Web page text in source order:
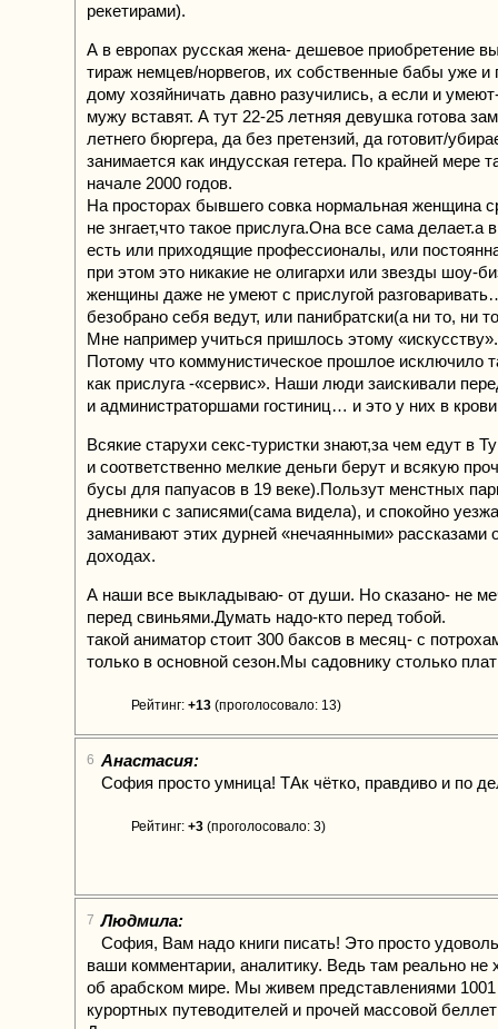
рекетирами).
А в европах русская жена- дешевое приобретение
тираж немцев/норвегов, их собственные бабы уже и
дому хозяйничать давно разучились, а если и
мужу вставят. А тут 22-25 летняя девушка готова
летнего бюргера, да без претензий, да готовит/
занимается как индусская гетера. По крайней мере
начале 2000 годов.
На просторах бывшего совка нормальная женщина
не знгает,что такое прислуга.Она все сама делает.а
есть или приходящие профессионалы, или
при этом это никакие не олигархи или звезды шоу-
женщины даже не умеют с прислугой
безобрано себя ведут, или панибратски(а ни то, ни
Мне например учиться пришлось этому «искусству».
Потому что коммунистическое прошлое исключило
как прислуга -«сервис». Наши люди заискивали
и администраторшами гостиниц… и это у них в
Всякие старухи секс-туристки знают,за чем едут в
и соответственно мелкие деньги берут и всякую
бусы для папуасов в 19 веке).Пользут менстных
дневники с записями(сама видела), и спокойно
заманивают этих дурней «нечаянными» рассказами
доходах.
А наши все выкладываю- от души. Но сказано- не
перед свиньями.Думать надо-кто перед тобой.
такой аниматор стоит 300 баксов в месяц- с
только в основной сезон.Мы садовнику столько
Рейтинг: +13 (проголосовало: 13)
6 Анастасия:
София просто умница! ТАк чётко, правдиво и по
Рейтинг: +3 (проголосовало: 3)
7 Людмила:
София, Вам надо книги писать! Это просто
ваши комментарии, аналитику. Ведь там реально не
об арабском мире. Мы живем представлениями 1001
курортных путеводителей и прочей массовой